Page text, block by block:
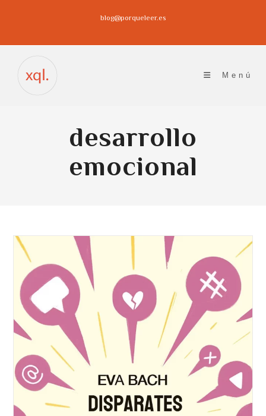
blog@porqueleer.es
Menú
desarrollo
emocional